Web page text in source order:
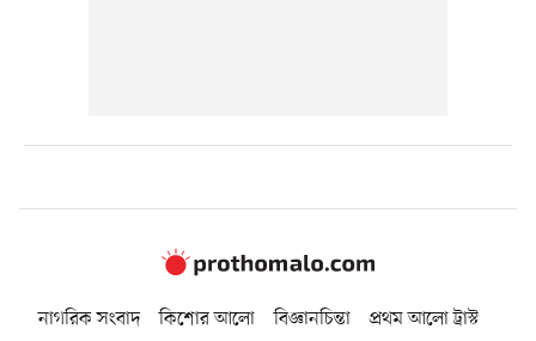
নাগরিক সংবাদ কিশোর আলো বিজ্ঞানচিন্তা
প্রথম আলো ট্রাস্ট